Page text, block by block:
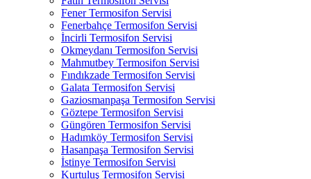
Fener Termosifon Servisi
Fenerbahçe Termosifon Servisi
İncirli Termosifon Servisi
Okmeydanı Termosifon Servisi
Mahmutbey Termosifon Servisi
Fındıkzade Termosifon Servisi
Galata Termosifon Servisi
Gaziosmanpaşa Termosifon Servisi
Göztepe Termosifon Servisi
Güngören Termosifon Servisi
Hadımköy Termosifon Servisi
Hasanpaşa Termosifon Servisi
İstinye Termosifon Servisi
Kurtuluş Termosifon Servisi